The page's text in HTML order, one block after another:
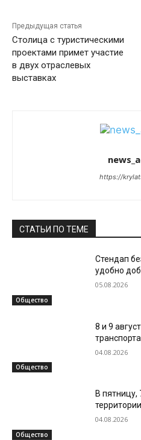
Предыдущая статья
Столица с туристическими
проектами примет участие
в двух отраслевых
выставках
https://
СТАТЬИ ПО ТЕМЕ
Общество
Стендап
удобно
05.08.2026
Общество
8 и 9
04.08.2026
Общество
В пятницу,
04.08.2026